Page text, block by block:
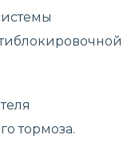
тормоза.